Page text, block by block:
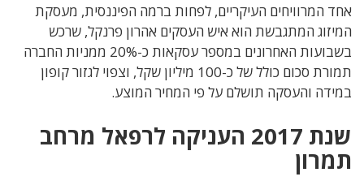
אחד המרוויחים העיקריים, לפחות ברמה הפיננסית, מעסקת
המיזוג המתגבשת הוא איש העסקים אהרון פרנקל, שרכש
בשבועות האחרונים במספר עסקאות כ-20% ממניות החברה
תמורת סכום כולל של כ-100 מיליון שקל, וצפוי לגזור קופון
במידה והעסקה תושלם על פי המחיר המוצע.
שנת 2017 העניקה לרפאל מרחב
תמרון